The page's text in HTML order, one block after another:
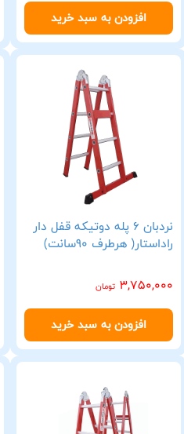
افزودن به سبد خرید
نردبان 6 پله دوتیکه قفل دار
راداستار( هرطرف 90سانت)
3,750,000 تومان
افزودن به سبد خرید